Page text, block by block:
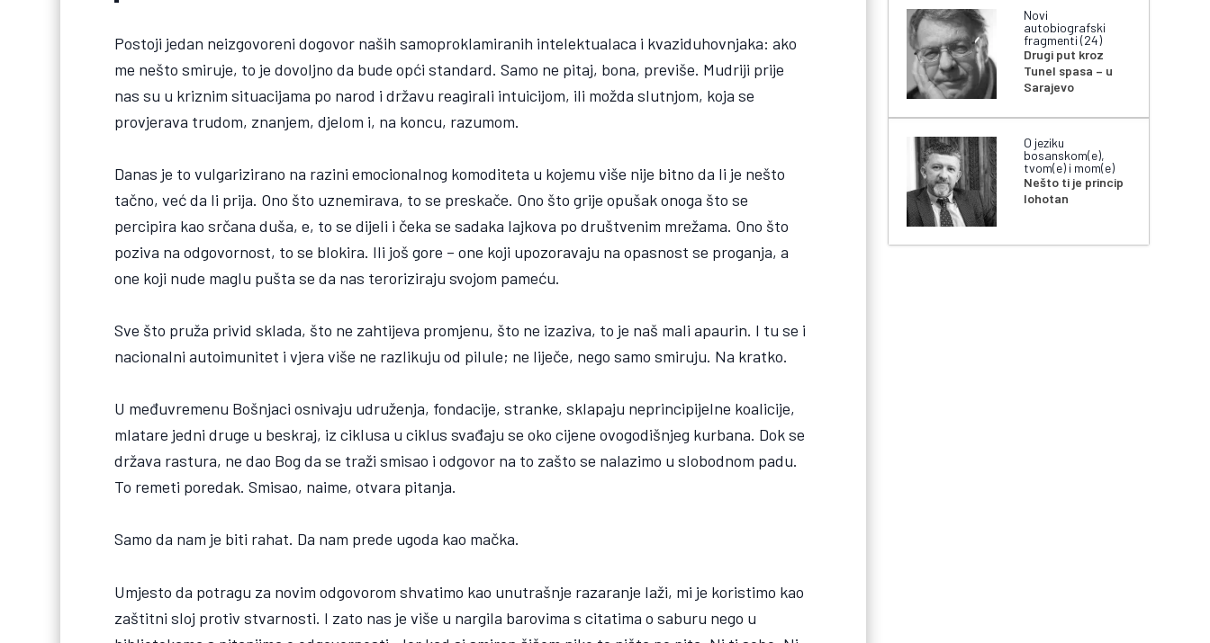
Postoji jedan neizgovoreni dogovor naših samoproklamiranih intelektualaca i kvaziduhovnjaka: ako
me nešto smiruje, to je dovoljno da bude opći standard. Samo ne pitaj, bona, previše. Mudriji prije
nas su u kriznim situacijama po narod i državu reagirali intuicijom, ili možda slutnjom, koja se
provjerava trudom, znanjem, djelom i, na koncu, razumom.
Danas je to vulgarizirano na razini emocionalnog komoditeta u kojemu više nije bitno da li je nešto
tačno, već da li prija. Ono što uznemirava, to se preskače. Ono što grije opušak onoga što se
percipira kao srčana duša, e, to se dijeli i čeka se sadaka lajkova po društvenim mrežama. Ono što
poziva na odgovornost, to se blokira. Ili još gore – one koji upozoravaju na opasnost se proganja, a
one koji nude maglu pušta se da nas teroriziraju svojom pameću.
Sve što pruža privid sklada, što ne zahtijeva promjenu, što ne izaziva, to je naš mali apaurin. I tu se i
nacionalni autoimunitet i vjera više ne razlikuju od pilule; ne liječe, nego samo smiruju. Na kratko.
U međuvremenu Bošnjaci osnivaju udruženja, fondacije, stranke, sklapaju neprincipijelne koalicije,
mlatare jedni druge u beskraj, iz ciklusa u ciklus svađaju se oko cijene ovogodišnjeg kurbana. Dok se
država rastura, ne dao Bog da se traži smisao i odgovor na to zašto se nalazimo u slobodnom padu.
To remeti poredak. Smisao, naime, otvara pitanja.
Samo da nam je biti rahat. Da nam prede ugoda kao mačka.
Umjesto da potragu za novim odgovorom shvatimo kao unutrašnje razaranje laži, mi je koristimo kao
zaštitni sloj protiv stvarnosti. I zato nas je više u nargila barovima s citatima o saburu nego u
Novi
autobiografski
fragmenti (24)
Drugi put kroz
Tunel spasa – u
Sarajevo
O jeziku
bosanskom(e),
tvom(e) i mom(e)
Nešto ti je princip
lohotan